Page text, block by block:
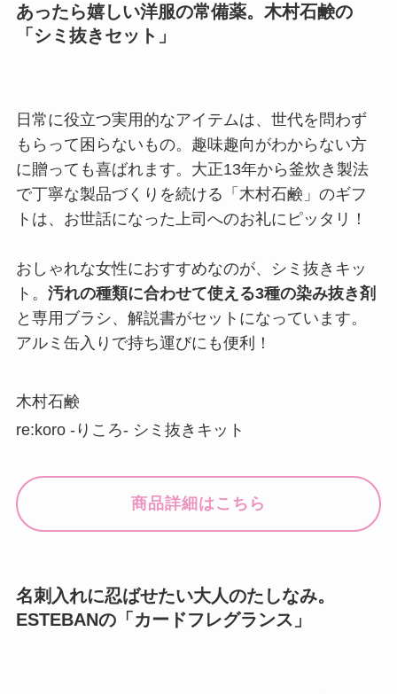
あったら嬉しい洋服の常備薬。木村石鹸の
「シミ抜きセット」
日常に役立つ実用的なアイテムは、世代を問わず
もらって困らないもの。趣味趣向がわからない方
に贈っても喜ばれます。大正13年から釜炊き製法
で丁寧な製品づくりを続ける「木村石鹸」のギフ
トは、お世話になった上司へのお礼にピッタリ！
おしゃれな女性におすすめなのが、シミ抜きキッ
ト。 汚れの種類に合わせて使える3種の染み抜き剤
と専用ブラシ、解説書がセットになっています。
アルミ缶入りで持ち運びにも便利！
木村石鹸
re:koro -りころ- シミ抜きキット
商品詳細はこちら
名刺入れに忍ばせたい大人のたしなみ。
ESTEBANの「カードフレグランス」